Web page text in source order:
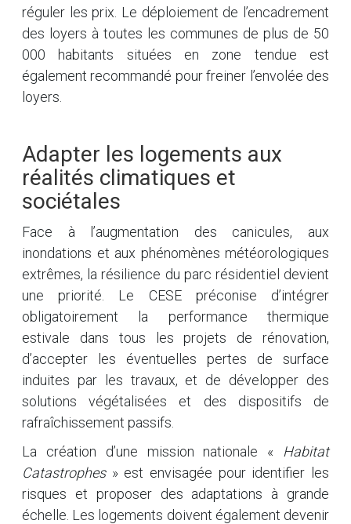
réguler les prix. Le déploiement de l’encadrement
des loyers à toutes les communes de plus de 50
000 habitants situées en zone tendue est
également recommandé pour freiner l’envolée des
loyers.
Adapter les logements aux
réalités climatiques et
sociétales
Face à l’augmentation des canicules, aux
inondations et aux phénomènes météorologiques
extrêmes, la résilience du parc résidentiel devient
une priorité. Le CESE préconise d’intégrer
obligatoirement la performance thermique
estivale dans tous les projets de rénovation,
d’accepter les éventuelles pertes de surface
induites par les travaux, et de développer des
solutions végétalisées et des dispositifs de
rafraîchissement passifs.
La création d’une mission nationale « Habitat
Catastrophes» est envisagée pour identifier les
risques et proposer des adaptations à grande
échelle. Les logements doivent également devenir